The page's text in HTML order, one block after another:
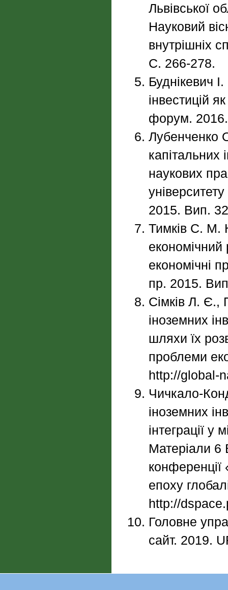
Львівської
Науковий
внутрішніх
С. 266-278.
Буднікевич
інвестицій
форум.
Лубенченко
капітальних
наукових
2015. Вип.
Тимків С. М.
економічний
економічні
пр. 2015.
Сімків Л. Є.,
іноземних
шляхи їх
проблеми
http://global-
Чичкало-
іноземних
інтеграції у
Матеріали 6
конференції
епоху
http://
Головне
сайт. 2019.